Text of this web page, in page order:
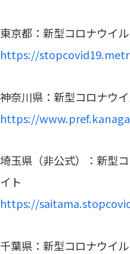
東京都：新型コロナウイ
https://
神奈川県：新型コロナウ
https://
埼玉県（非公式）：新型
イト
https://
千葉県：新型コロナウイ